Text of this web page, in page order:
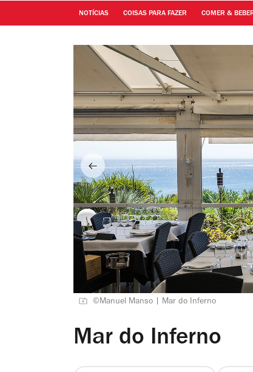
NOTÍCIAS COISAS PARA FAZER COMER &
©Manuel Manso | Mar do Inferno
Mar do Inferno